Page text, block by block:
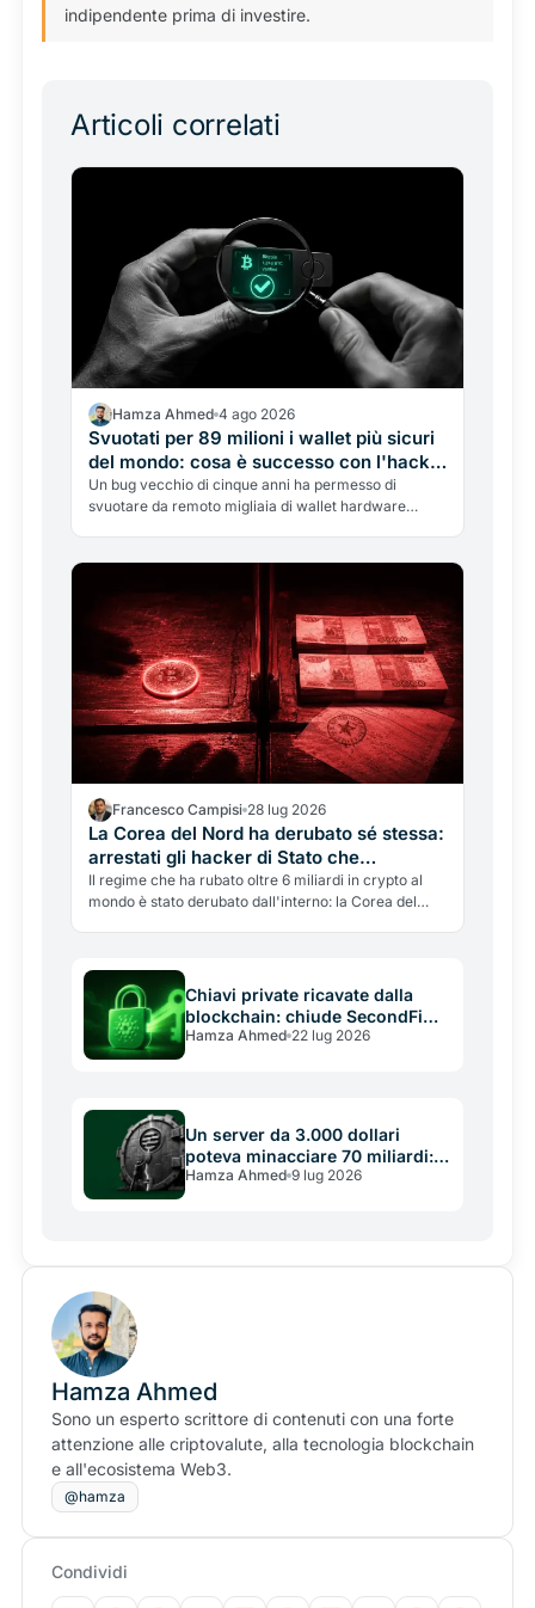
indipendente prima di investire.
Articoli correlati
Hamza Ahmed 4 ago 2026
Svuotati per 89 milioni i wallet più sicuri
del mondo: cosa è successo con l'hack
di Coldcard (e chi deve preoccuparsi)
Un bug vecchio di cinque anni ha permesso di
svuotare da remoto migliaia di wallet hardware
Francesco Campisi 28 lug 2026
La Corea del Nord ha derubato sé stessa:
arrestati gli hacker di Stato che
riciclavano in crypto le banche del
regime
Il regime che ha rubato oltre 6 miliardi in crypto al
mondo è stato derubato dall'interno: la Corea del
Chiavi private ricavate dalla
blockchain: chiude SecondFi
dopo il furto da 2,4 milioni, e la
Hamza Ahmed 22 lug 2026
Un server da 3.000 dollari
poteva minacciare 70 miliardi: il
buco di Aptos e la lezione
Hamza Ahmed 9 lug 2026
Hamza Ahmed
Sono un esperto scrittore di contenuti con una forte
attenzione alle criptovalute, alla tecnologia blockchain
e all'ecosistema Web3.
@hamza
Condividi